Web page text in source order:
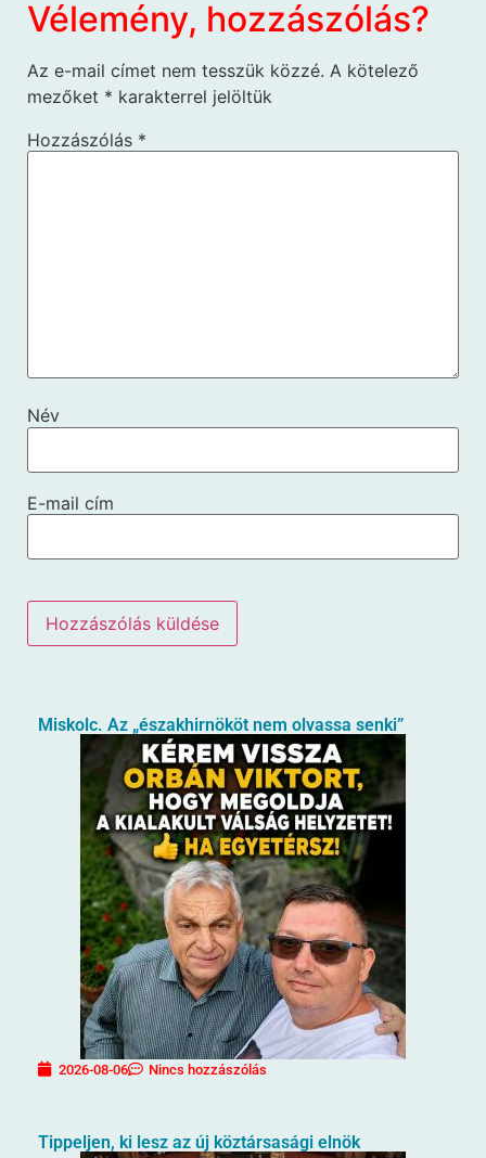
Vélemény, hozzászólás?
Az e-mail címet nem tesszük közzé. A kötelező
mezőket * karakterrel jelöltük
Hozzászólás *
Név
E-mail cím
Miskolc. Az „északhirnököt nem olvassa senki”
2026-08-06 Nincs hozzászólás
Tippeljen, ki lesz az új köztársasági elnök